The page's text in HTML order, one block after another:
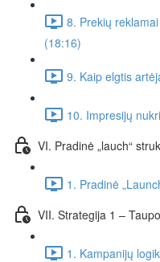
8. Prekių
(18:16)
9. Kaip elgtis
10. Impresijų
VI. Pradinė „lauch“
1. Pradinė
VII. Strategija 1 –
1. Kampanijų